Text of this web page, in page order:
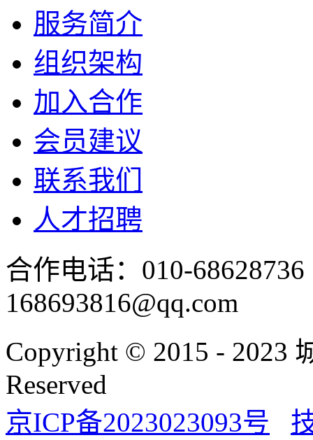
服务简介
组织架构
加入合作
会员建议
联系我们
人才招聘
合作电话：010-
168693816@qq.com
Copyright © 2015 - 2023
Reserved
京ICP备2023023093号